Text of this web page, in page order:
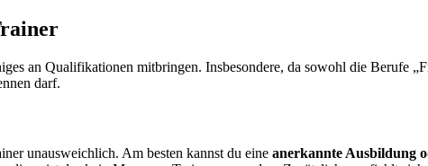
an Qualifikationen mitbringen. Insbesondere, da sowohl die Berufe
darf.
unausweichlich. Am besten kannst du eine anerkannte Ausbildung